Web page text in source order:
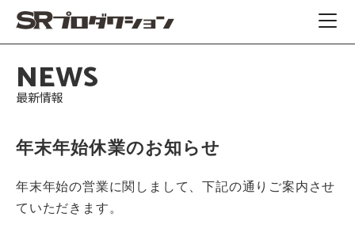
NEWS
最新情報
年末年始休業のお知らせ
年末年始の営業に関しまして、下記の通りご案内させ
ていただきます。